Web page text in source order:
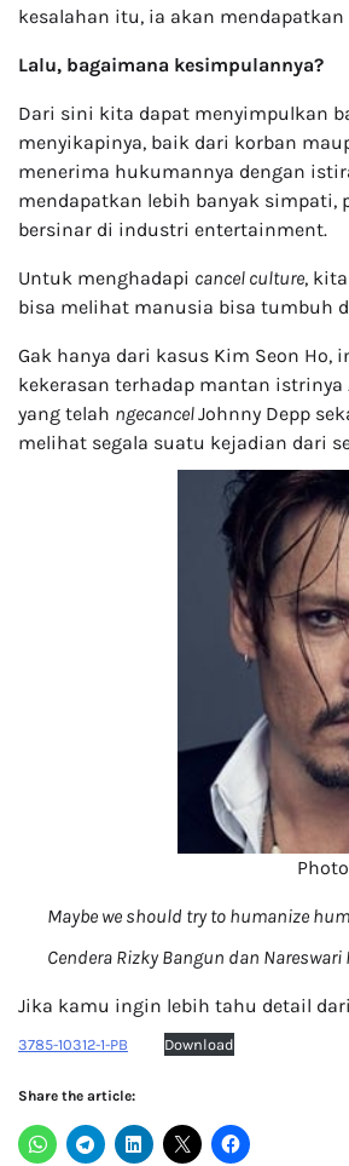
kesalahan itu, ia akan
Lalu, bagaimana kesimpulannya?
Dari sini kita dapat menyimpulkan
menyikapinya, baik dari korban
menerima hukumannya dengan
mendapatkan lebih banyak simpati,
bersinar di industri entertainment.
Untuk menghadapi cancel culture,
bisa melihat manusia bisa tumbuh
Gak hanya dari kasus Kim Seon Ho,
kekerasan terhadap mantan istrinya
yang telah ngecancelJohnny Depp
melihat segala suatu kejadian dari
Maybe we should try to humanize
Cendera Rizky Bangun dan
Jika kamu ingin lebih tahu detail
3785-10312-1-PB Download
Share the article: